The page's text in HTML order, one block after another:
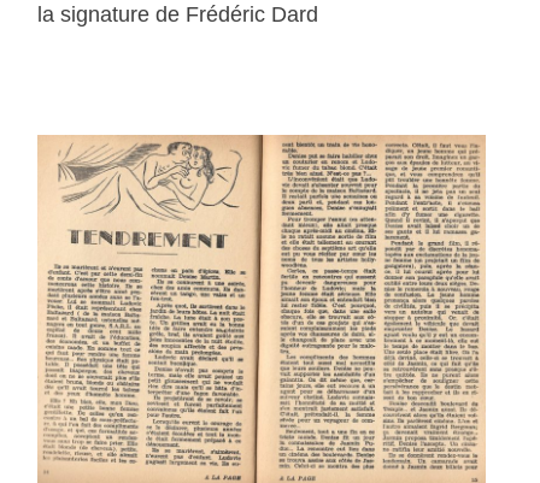
la signature de Frédéric Dard